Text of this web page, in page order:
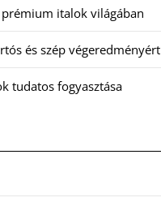
italok világában
és szép végeredményért
tudatos fogyasztása